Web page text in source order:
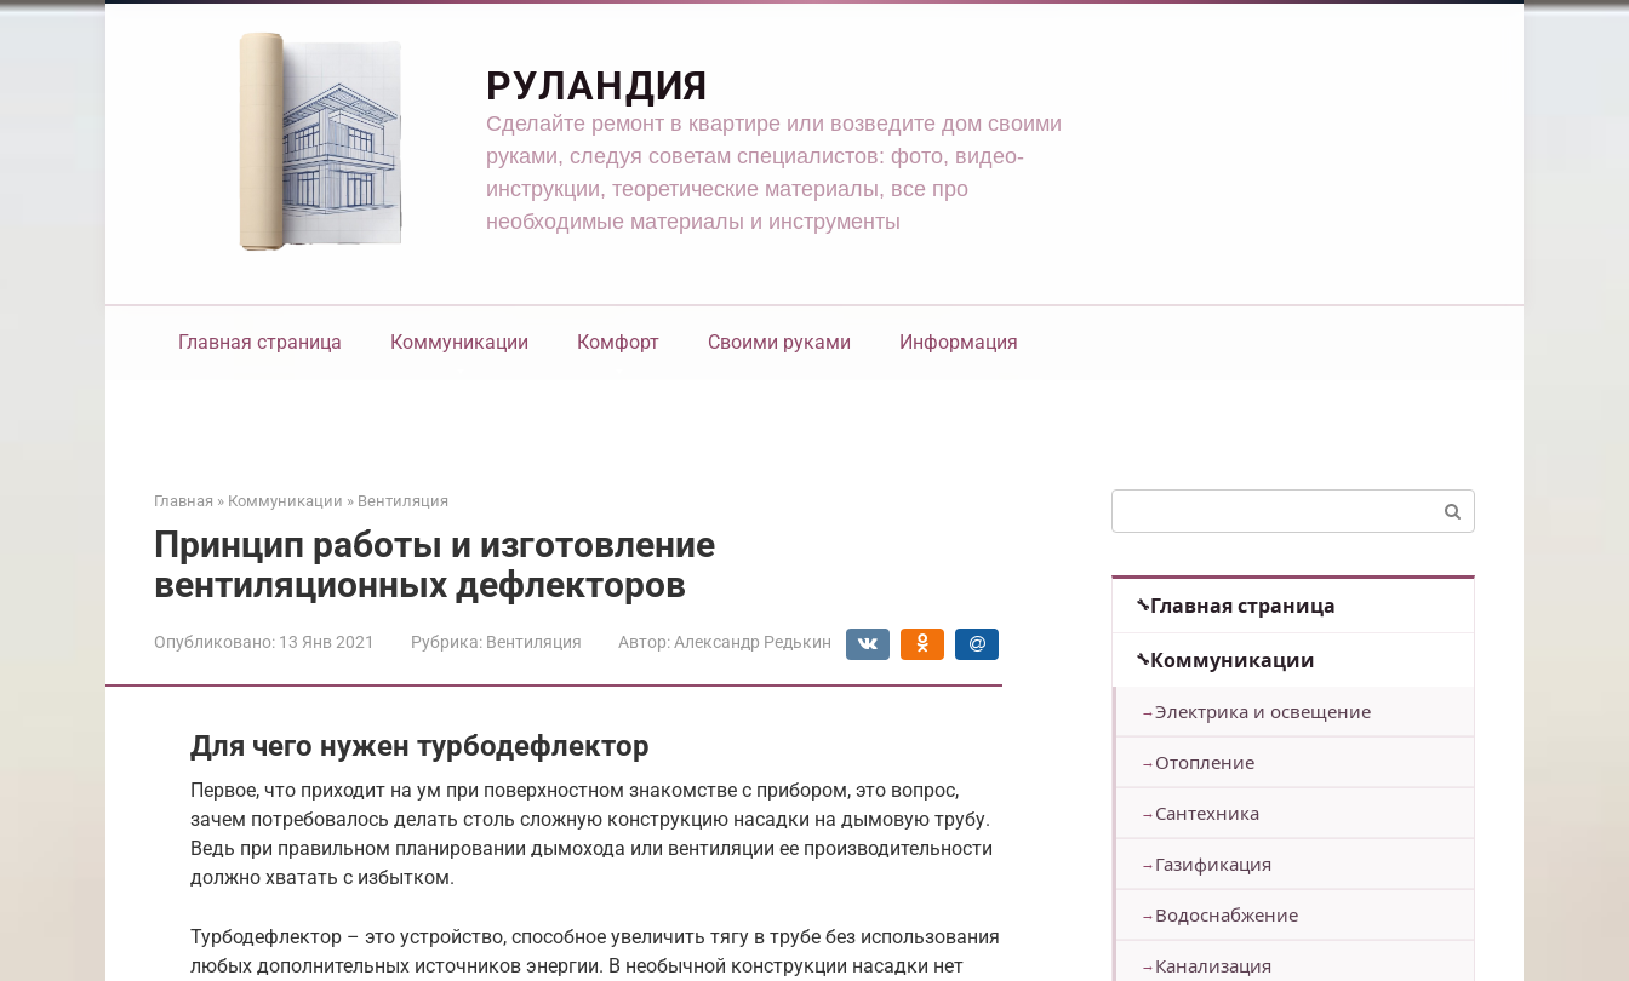
Перейти
РУЛАНДИЯ
Сделайте ремонт в квартире или возведите дом своими
руками, следуя советам специалистов: фото, видео-
инструкции, теоретические материалы, все про
необходимые материалы и инструменты
Главная страница Коммуникации Комфорт Своими руками Информация
Главная » Коммуникации » Вентиляция
Принцип работы и изготовление
вентиляционных дефлекторов
Опубликовано: 13 Янв 2021 Рубрика: Вентиляция Автор: Александр Редькин
Для чего нужен турбодефлектор
Первое, что приходит на ум при поверхностном знакомстве с прибором, это вопрос,
зачем потребовалось делать столь сложную конструкцию насадки на дымовую трубу.
Ведь при правильном планировании дымохода или вентиляции ее производительности
должно хватать с избытком.
Турбодефлектор – это устройство, способное увеличить тягу в трубе без использования
любых дополнительных источников энергии. В необычной конструкции насадки нет
Главная страница
Коммуникации
Электрика и освещение
Отопление
Сантехника
Газификация
Водоснабжение
Канализация